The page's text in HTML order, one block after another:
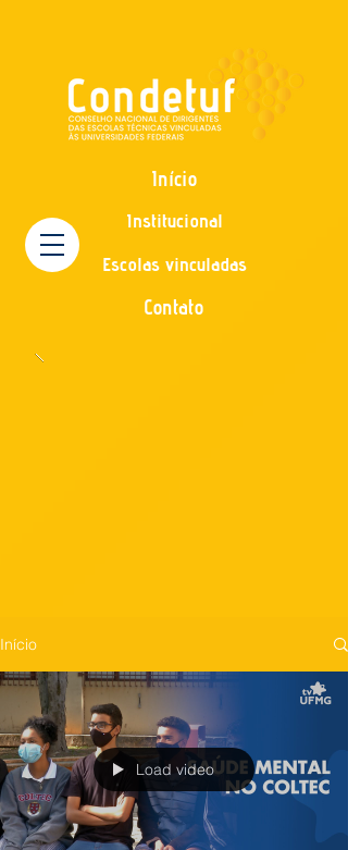
Início
Institucional
Escolas vinculadas
Contato
Início
Load video